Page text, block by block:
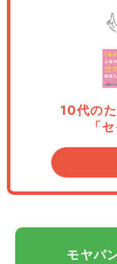
10代の
「
モヤパ